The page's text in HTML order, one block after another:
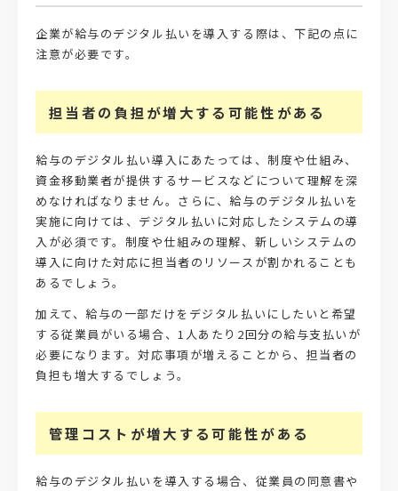
企業が給与のデジタル払いを導入する際は、下記の点に
注意が必要です。
担当者の負担が増大する可能性がある
給与のデジタル払い導入にあたっては、制度や仕組み、
資金移動業者が提供するサービスなどについて理解を深
めなければなりません。さらに、給与のデジタル払いを
実施に向けては、デジタル払いに対応したシステムの導
入が必須です。制度や仕組みの理解、新しいシステムの
導入に向けた対応に担当者のリソースが割かれることも
あるでしょう。
加えて、給与の一部だけをデジタル払いにしたいと希望
する従業員がいる場合、1人あたり2回分の給与支払いが
必要になります。対応事項が増えることから、担当者の
負担も増大するでしょう。
管理コストが増大する可能性がある
給与のデジタル払いを導入する場合、従業員の同意書や